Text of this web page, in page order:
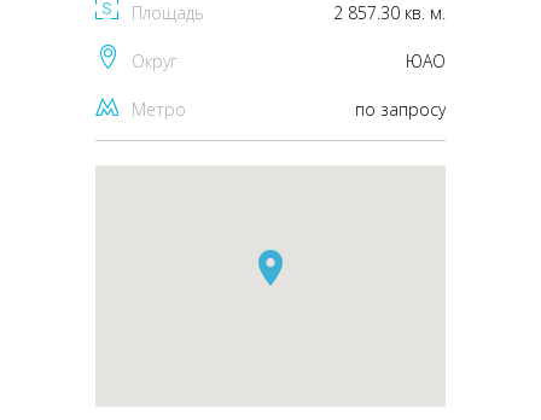
Площадь 2 857.30 кв. м.
Округ ЮАО
Метро по запросу